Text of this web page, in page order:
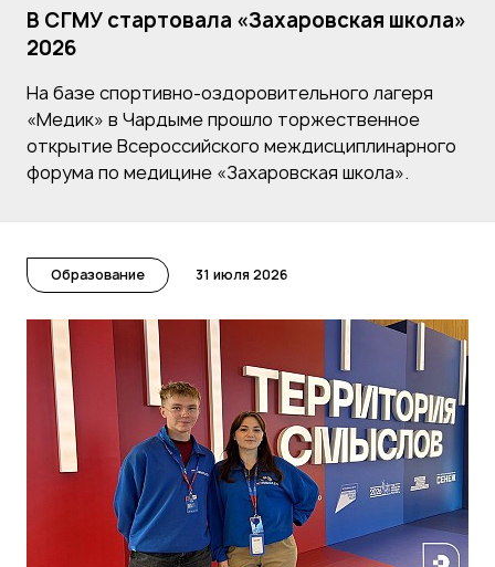
В СГМУ стартовала «Захаровская школа»
2026
На базе спортивно-оздоровительного лагеря
«Медик» в Чардыме прошло торжественное
открытие Всероссийского междисциплинарного
форума по медицине «Захаровская школа».
Образование 31 июля 2026